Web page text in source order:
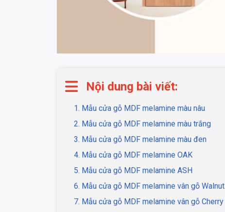
Nội dung bài viết:
1. Mẫu cửa gỗ MDF melamine màu nâu
2. Mẫu cửa gỗ MDF melamine màu trắng
3. Mẫu cửa gỗ MDF melamine màu đen
4. Mẫu cửa gỗ MDF melamine OAK
5. Mẫu cửa gỗ MDF melamine ASH
6. Mẫu cửa gỗ MDF melamine vân gỗ Walnut
7. Mẫu cửa gỗ MDF melamine vân gỗ Cherry